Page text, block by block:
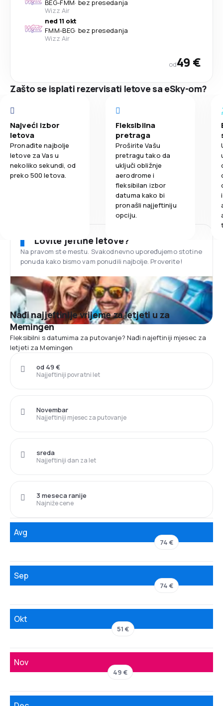
BEG-FMM· bez presedanja
Wizz Air
ned 11 okt
FMM-BEG· bez presedanja
Wizz Air
od49 €
Zašto se isplati rezervisati letove sa eSky-om?
Najveći izbor
letova
Pronađite najbolje
letove za Vas u
nekoliko sekundi, od
preko 500 letova.
Fleksibilna
pretraga
Proširite Vašu
pretragu tako da
uključi obližnje
aerodrome i
fleksibilan izbor
datuma kako bi
pronašli najjeftiniju
opciju.
Lovite jeftine letove?
Na pravom ste mestu. Svakodnevno upoređujemo stotine
ponuda kako bismo vam ponudili najbolje. Proverite!
Nađi najjeftinije vrijeme za letjeti u za
Memingen
Fleksibilni s datumima za putovanje? Nađi najeftiniji mjesec za
letjeti za Memingen
Najjeftiniji povratni let
od 49 €
Najjeftiniji mjesec za putovanje
Novembar
Najjeftiniji dan za let
sreda
Najniže cene
3 meseca ranije
Avg
74 €
Sep
74 €
Okt
51 €
Nov
49 €